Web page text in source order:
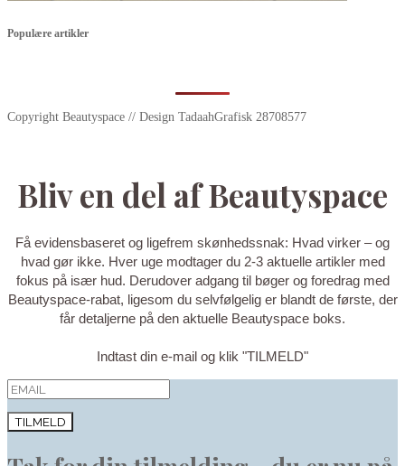
Populære artikler
Copyright Beautyspace // Design TadaahGrafisk 28708577
Bliv en del af Beautyspace
Få evidensbaseret og ligefrem skønhedssnak: Hvad virker – og
hvad gør ikke. Hver uge modtager du 2-3 aktuelle artikler med
fokus på især hud. Derudover adgang til bøger og foredrag med
Beautyspace-rabat, ligesom du selvfølgelig er blandt de første, der
får detaljerne på den aktuelle Beautyspace boks.
Indtast din e-mail og klik "TILMELD"
TILMELD